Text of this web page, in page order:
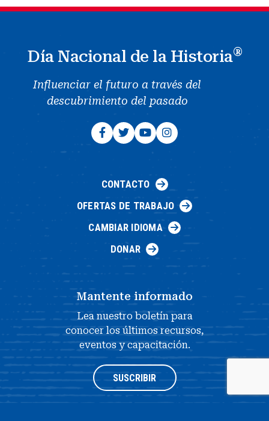
Día Nacional de la Historia®
Influenciar el futuro a través del
descubrimiento del pasado
CONTACTO
OFERTAS DE TRABAJO
CAMBIAR IDIOMA
DONAR
Mantente informado
Lea nuestro boletín para
conocer los últimos recursos,
eventos y capacitación.
SUSCRIBIR